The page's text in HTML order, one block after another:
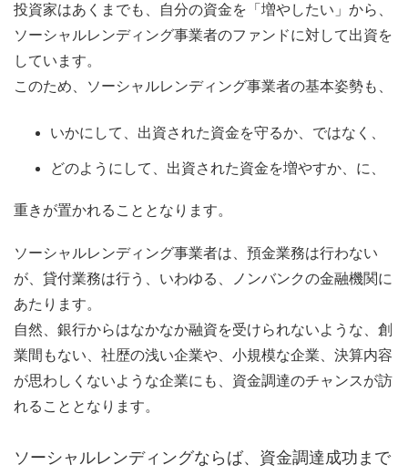
投資家はあくまでも、自分の資金を「増やしたい」から、
ソーシャルレンディング事業者のファンドに対して出資を
しています。
このため、ソーシャルレンディング事業者の基本姿勢も、
いかにして、出資された資金を守るか、ではなく、
どのようにして、出資された資金を増やすか、に、
重きが置かれることとなります。
ソーシャルレンディング事業者は、預金業務は行わない
が、貸付業務は行う、いわゆる、ノンバンクの金融機関に
あたります。
自然、銀行からはなかなか融資を受けられないような、創
業間もない、社歴の浅い企業や、小規模な企業、決算内容
が思わしくないような企業にも、資金調達のチャンスが訪
れることとなります。
ソーシャルレンディングならば、資金調達成功まで